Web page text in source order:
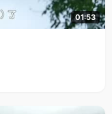
01:53